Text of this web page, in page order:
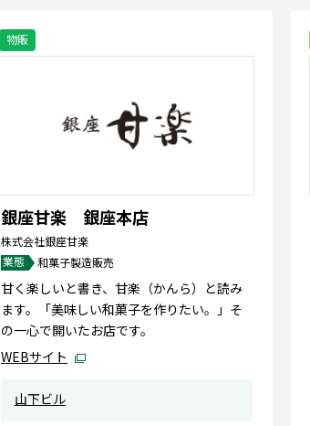
物販
銀座甘楽 銀座本店
株式会社銀座甘楽
業態
和菓子製造販売
甘く楽しいと書き、甘楽（かんら）と読み
ます。「美味しい和菓子を作りたい。」そ
の一心で開いたお店です。
WEBサイト
山下ビル